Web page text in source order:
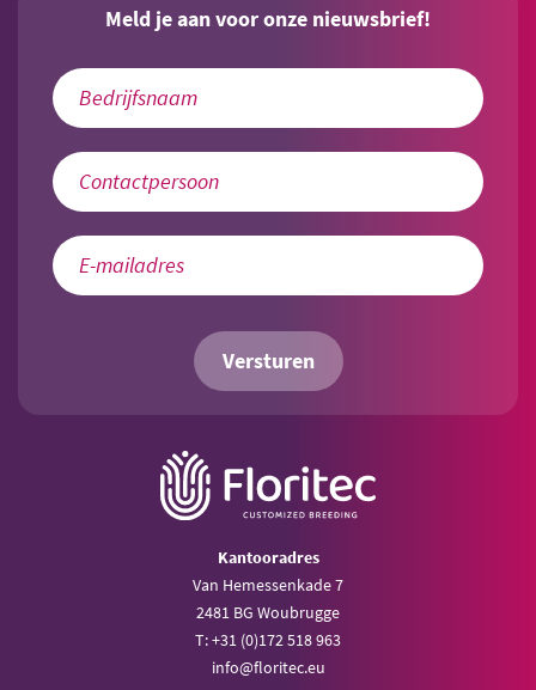
Meld je aan voor onze nieuwsbrief!
Versturen
Kantooradres
Van Hemessenkade 7
2481 BG Woubrugge
T: +31 (0)172 518 963
info@floritec.eu